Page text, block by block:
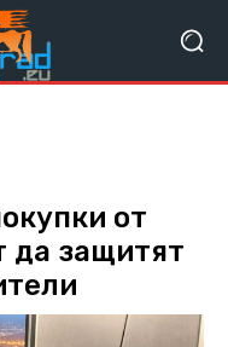
от
да защитят